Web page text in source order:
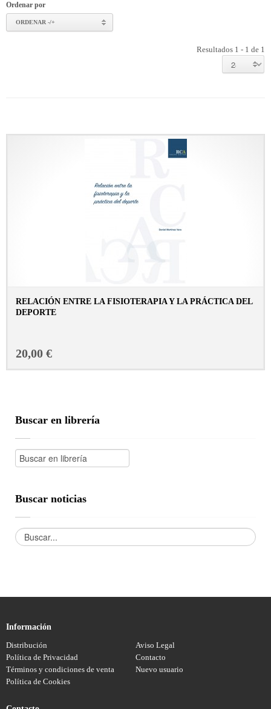
Ordenar por
ORDENAR -/+
Resultados 1 - 1 de 1
RELACIÓN ENTRE LA FISIOTERAPIA Y LA PRÁCTICA DEL
DEPORTE
20,00 €
Buscar en librería
Buscar noticias
Información
Distribución
Aviso Legal
Política de Privacidad
Contacto
Términos y condiciones de venta
Nuevo usuario
Política de Cookies